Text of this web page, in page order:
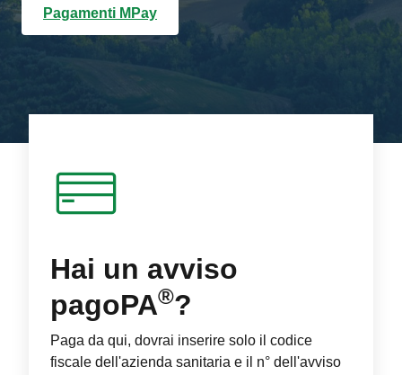
Pagamenti MPay
Hai un avviso
pagoPA®?
Paga da qui, dovrai inserire solo il codice
fiscale dell'azienda sanitaria e il n° dell'avviso